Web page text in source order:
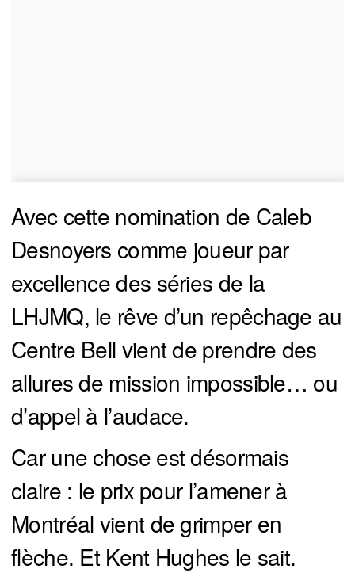
Avec cette nomination de Caleb
Desnoyers comme joueur par
excellence des séries de la
LHJMQ, le rêve d’un repêchage au
Centre Bell vient de prendre des
allures de mission impossible… ou
d’appel à l’audace.
Car une chose est désormais
claire : le prix pour l’amener à
Montréal vient de grimper en
flèche. Et Kent Hughes le sait.